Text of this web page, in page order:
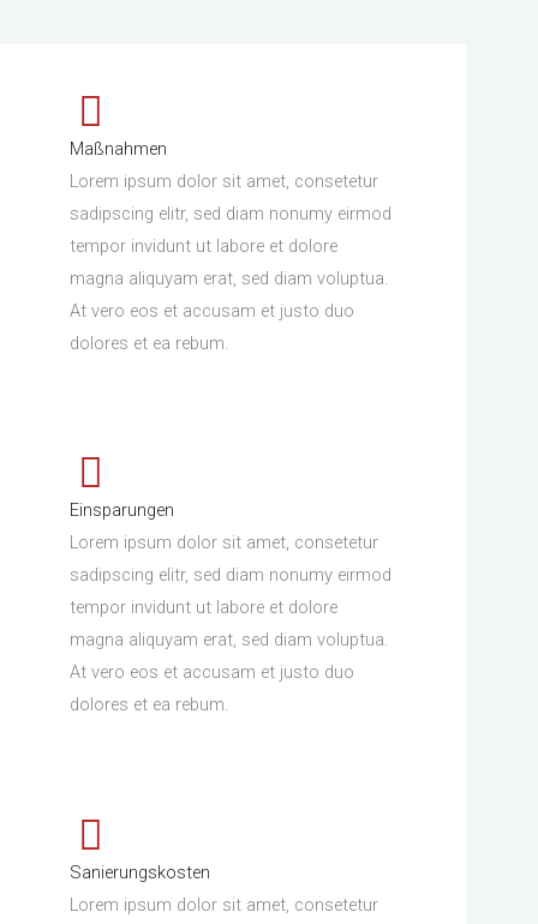
Maßnahmen
Lorem ipsum dolor sit amet, consetetur
sadipscing elitr, sed diam nonumy eirmod
tempor invidunt ut labore et dolore
magna aliquyam erat, sed diam voluptua.
At vero eos et accusam et justo duo
dolores et ea rebum.
Einsparungen
Lorem ipsum dolor sit amet, consetetur
sadipscing elitr, sed diam nonumy eirmod
tempor invidunt ut labore et dolore
magna aliquyam erat, sed diam voluptua.
At vero eos et accusam et justo duo
dolores et ea rebum.
Sanierungskosten
Lorem ipsum dolor sit amet, consetetur